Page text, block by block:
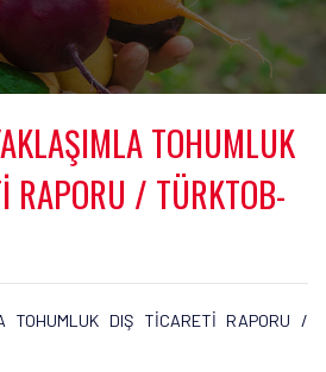
TOHUMLUK
RAPORU / TÜRKTOB-
TOHUMLUK DIŞ TİCARETİ RAPORU /